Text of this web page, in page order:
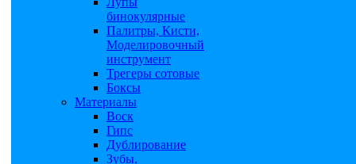
бинокулярные
Палитры, Кисти,
Моделировочный
инструмент
Трегеры сотовые
Боксы
Материалы
Воск
Гипс
Дублирование
Зубы,